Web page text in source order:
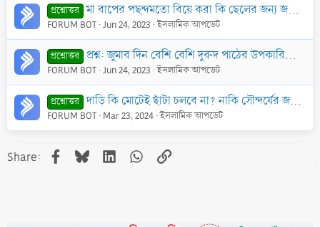
প্রশ্নোত্তর মা বাপের পছন্দমতো বিয়ে করা কি ছেলের জন্য জরুরী? মা বাপ যখন নিজেদের কোন আত্মীয় বন্ধুর মেয়ের সাথে বিয়ে দিতে চায়, অথবা বেশি পণদাতা ঘরের মেয়ের সাথে বিয়ে দ
FORUM BOT Jun 24, 2023 ইসলামিক আপডেট
প্রশ্নোত্তর প্রশ্ন: জুমার দিন বেশি বেশি দুরুদ পাঠের উপকারিতা কি?
FORUM BOT Jun 24, 2023 ইসলামিক আপডেট
প্রশ্নোত্তর দাড়ি কি মোটেই ছাঁটা চলবে না? নাকি সৌন্দর্যের জন্য এক মুঠির বেশি দাড়ি ছেঁটে ফেলা যায়?
FORUM BOT Mar 23, 2024 ইসলামিক আপডেট
Share: Facebook
BlueskyLinkedInWhatsApp
Link